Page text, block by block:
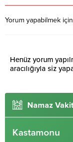
Yorum yapabilmek için
Henüz yorum
aracılığıyla siz
Namaz
Kastamonu